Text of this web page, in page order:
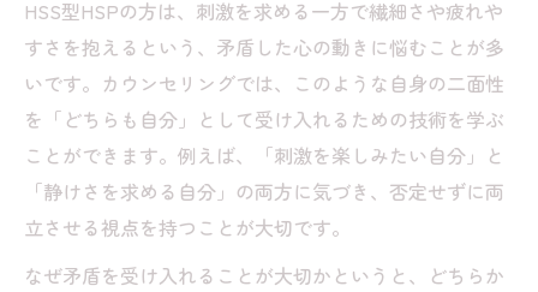
HSS型HSPの方は、刺激を求める一方で繊細さや疲れや
すさを抱えるという、矛盾した心の動きに悩むことが多
いです。カウンセリングでは、このような自身の二面性
を「どちらも自分」として受け入れるための技術を学ぶ
ことができます。例えば、「刺激を楽しみたい自分」と
「静けさを求める自分」の両方に気づき、否定せずに両
立させる視点を持つことが大切です。
なぜ矛盾を受け入れることが大切かというと、どちらか